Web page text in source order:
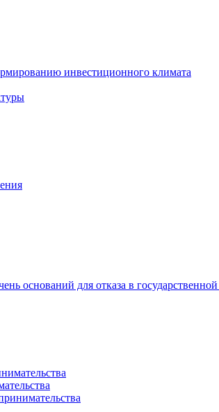
инвестиционного климата
оснований для отказа в